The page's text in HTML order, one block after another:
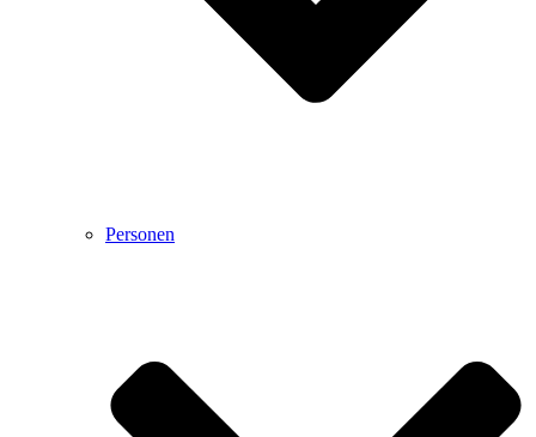
Personen